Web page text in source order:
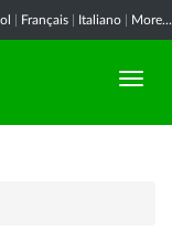
Français Italiano More...